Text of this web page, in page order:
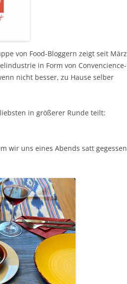
von Food-Bloggern zeigt seit März
in Form von Convencience-
nicht besser, zu Hause selber
in größerer Runde teilt:
wir uns eines Abends satt gegessen